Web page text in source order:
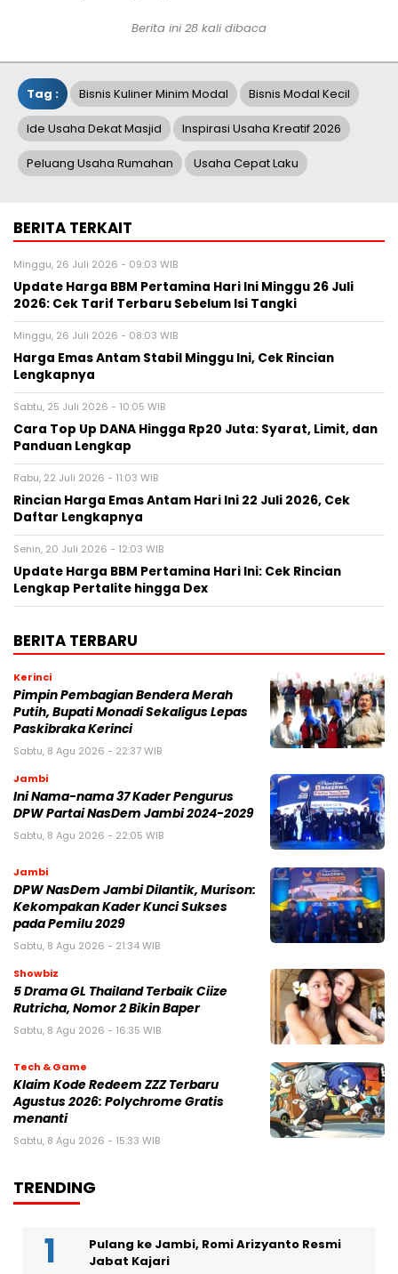
Berita ini 28 kali dibaca
Tag : Bisnis Kuliner Minim Modal Bisnis Modal Kecil
Ide Usaha Dekat Masjid Inspirasi Usaha Kreatif 2026
Peluang Usaha Rumahan Usaha Cepat Laku
BERITA TERKAIT
Minggu, 26 Juli 2026 - 09:03 WIB
Update Harga BBM Pertamina Hari Ini Minggu 26 Juli
2026: Cek Tarif Terbaru Sebelum Isi Tangki
Minggu, 26 Juli 2026 - 08:03 WIB
Harga Emas Antam Stabil Minggu Ini, Cek Rincian
Lengkapnya
Sabtu, 25 Juli 2026 - 10:05 WIB
Cara Top Up DANA Hingga Rp20 Juta: Syarat, Limit, dan
Panduan Lengkap
Rabu, 22 Juli 2026 - 11:03 WIB
Rincian Harga Emas Antam Hari Ini 22 Juli 2026, Cek
Daftar Lengkapnya
Senin, 20 Juli 2026 - 12:03 WIB
Update Harga BBM Pertamina Hari Ini: Cek Rincian
Lengkap Pertalite hingga Dex
BERITA TERBARU
Kerinci
Pimpin Pembagian Bendera Merah
Putih, Bupati Monadi Sekaligus Lepas
Paskibraka Kerinci
Sabtu, 8 Agu 2026 - 22:37 WIB
Jambi
Ini Nama-nama 37 Kader Pengurus
DPW Partai NasDem Jambi 2024-2029
Sabtu, 8 Agu 2026 - 22:05 WIB
Jambi
DPW NasDem Jambi Dilantik, Murison:
Kekompakan Kader Kunci Sukses
pada Pemilu 2029
Sabtu, 8 Agu 2026 - 21:34 WIB
Showbiz
5 Drama GL Thailand Terbaik Ciize
Rutricha, Nomor 2 Bikin Baper
Sabtu, 8 Agu 2026 - 16:35 WIB
Tech & Game
Klaim Kode Redeem ZZZ Terbaru
Agustus 2026: Polychrome Gratis
menanti
Sabtu, 8 Agu 2026 - 15:33 WIB
TRENDING
Pulang ke Jambi, Romi Arizyanto Resmi
Jabat Kajari